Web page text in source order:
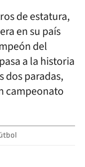
de estatura,
en su país
del
a la historia
dos paradas,
campeonato